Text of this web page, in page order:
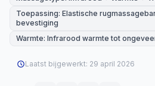
Toepassing: Elastische
bevestiging
Warmte: Infrarood warmte tot
Laatst bijgewerkt: 29 april 2026